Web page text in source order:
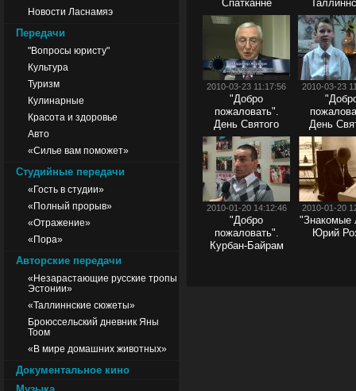
Новости Ласнамяэ
Передачи
"Вопросы юристу"
Культура
Туризм
Кулинарные
Красота и здоровье
Авто
«Силье вам поможет»
Студийные передачи
«Гость в студии»
«Полный прорыв»
«Отражение»
«Пора»
Авторские передачи
«Незарастающие русские тропы
Эстонии»
«Таллиннские сюжеты»
Броюссельский дневник Яны
Тоом
«В мире домашних животных»
Документальное кино
Спатканне
2010-03-23 11:17:56
"Добро
пожаловать".
День Святого
Георгия
2010-03-23
День
2010-01-20 14:12:46
"Добро
пожаловать".
Курбан-Байрам
2010-01-20
"Знакомые
Юрий